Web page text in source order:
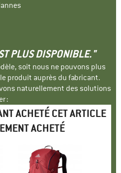
PLUS DISPONIBLE."
soit nous ne pouvons plus
produit auprès du fabricant.
naturellement des solutions
:
ACHETÉ CET ARTICLE
ACHETÉ